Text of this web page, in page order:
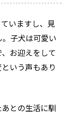
いますし、見
子犬は可愛い
お迎えをして
いう声もあり
との生活に馴